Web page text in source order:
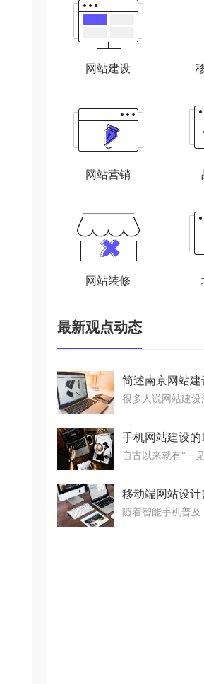
网站建设
网站营销
网站装修
最新观点动态
手机网站建设的